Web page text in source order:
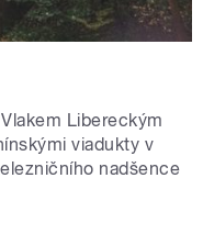
Libereckým
viadukty v
nadšence